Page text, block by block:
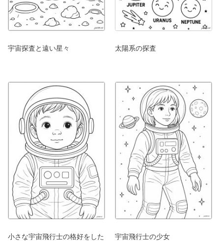
宇宙探査と遠い星々 太陽系の探査
小さな宇宙飛行士の格好をした
宇宙飛行士の少女